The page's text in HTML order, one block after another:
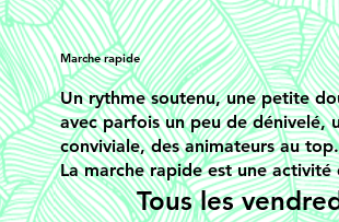
Marche rapide
Un rythme soutenu, une petite
avec parfois un peu de dénivelé,
conviviale, des animateurs au top.
La marche rapide est une activité
Tous les